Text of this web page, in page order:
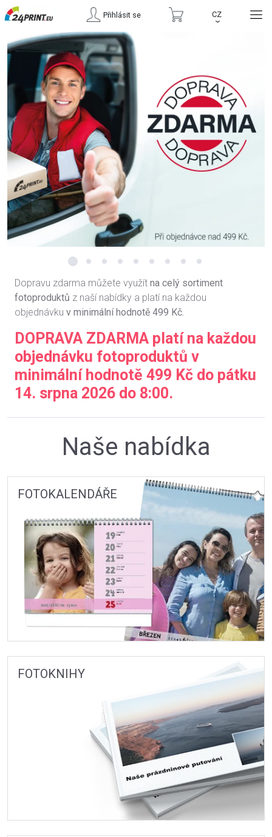
Přihlásit se CZ
›
Dopravu zdarma můžete využít na celý sortiment
fotoproduktů z naší nabídky a platí na každou
objednávku v minimální hodnotě 499 Kč.
DOPRAVA ZDARMA platí na každou
objednávku fotoproduktů v
minimální hodnotě 499 Kč do pátku
14. srpna 2026 do 8:00.
Naše nabídka
FOTOKALENDÁŘE
FOTOKNIHY